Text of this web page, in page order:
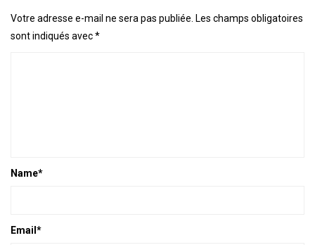
Votre adresse e-mail ne sera pas publiée. Les champs obligatoires
sont indiqués avec*
Name*
Email *